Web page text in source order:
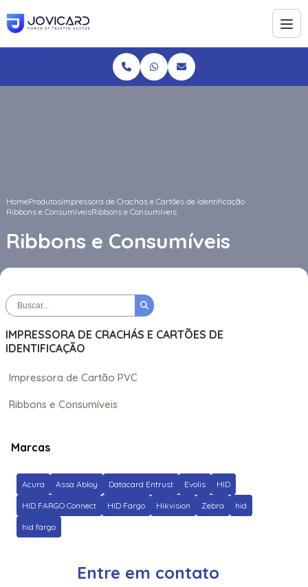
HomeProdutosImpressora de Crachás e Cartões de Identificação
Ribbons e ConsumíveisRibbons e Consumíveis
Ribbons e Consumíveis
IMPRESSORA DE CRACHÁS E CARTÕES DE
IDENTIFICAÇÃO
Impressora de Cartão PVC
Ribbons e Consumíveis
Marcas
Acura Assa Abloy Datacard Entrust Evolis HID
HID FARGO Connect HID Fargo Hikvision Zebra hid
hid fargo
Entre em contato